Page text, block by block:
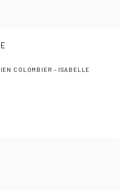
COLOMBIER – ISABELLE